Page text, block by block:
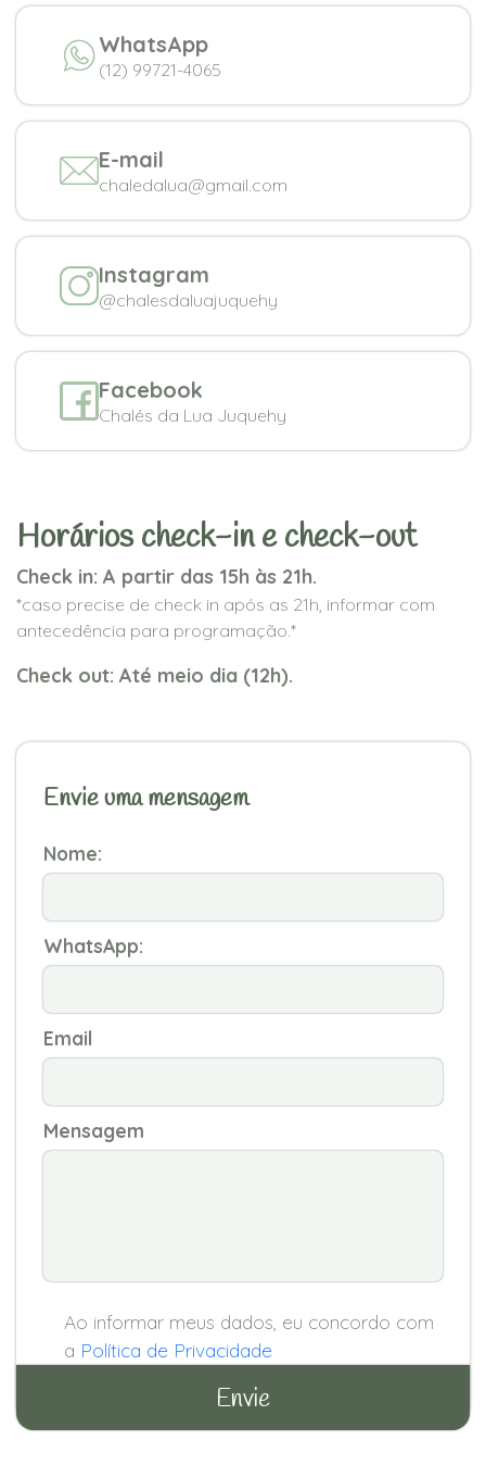
WhatsApp
(12) 99721-4065
E-mail
chaledalua@gmail.com
Instagram
@chalesdaluajuquehy
Facebook
Chalés da Lua Juquehy
Horários check-in e check-out
Check in: A partir das 15h às 21h.
*caso precise de check in após as 21h, informar com
antecedência para programação.*
Check out: Até meio dia (12h).
Envie uma mensagem
Nome:
WhatsApp:
Email
Mensagem
Ao informar meus dados, eu concordo com
a Política de Privacidade